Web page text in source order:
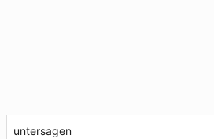
untersagen